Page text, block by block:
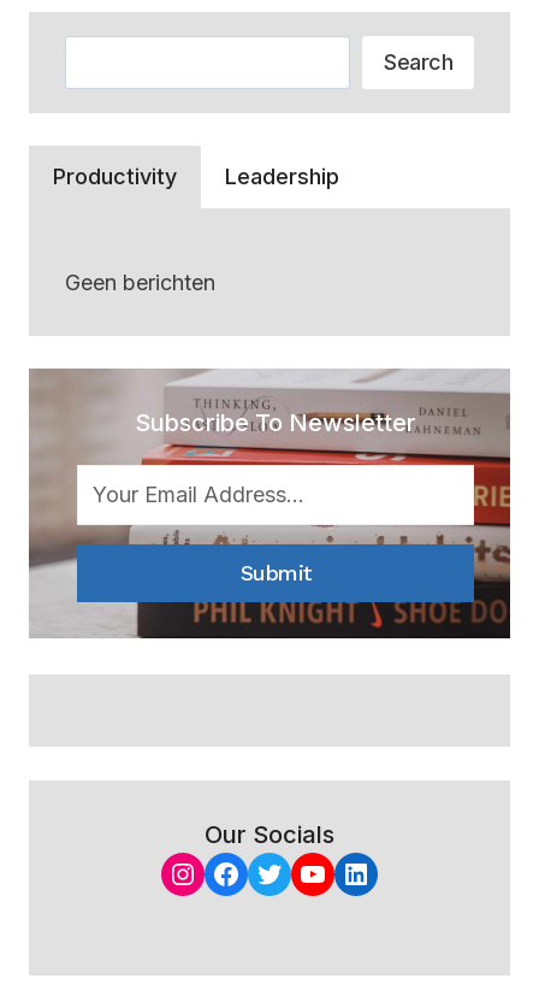
Search
Productivity Leadership
Geen berichten
Subscribe To Newsletter
Submit
Our Socials
Instagram
Facebook
Twitter
YouTube
LinkedIn